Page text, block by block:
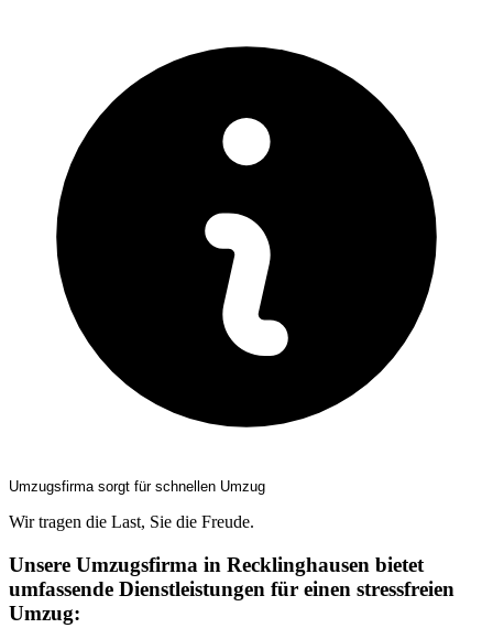
Umzugsfirma sorgt für schnellen Umzug
Wir tragen die Last, Sie die Freude.
Unsere Umzugsfirma in Recklinghausen bietet
umfassende Dienstleistungen für einen stressfreien
Umzug: